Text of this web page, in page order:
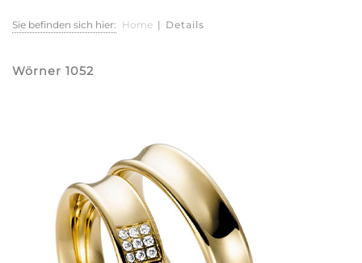
Sie befinden sich hier: Home | Details
Wörner 1052